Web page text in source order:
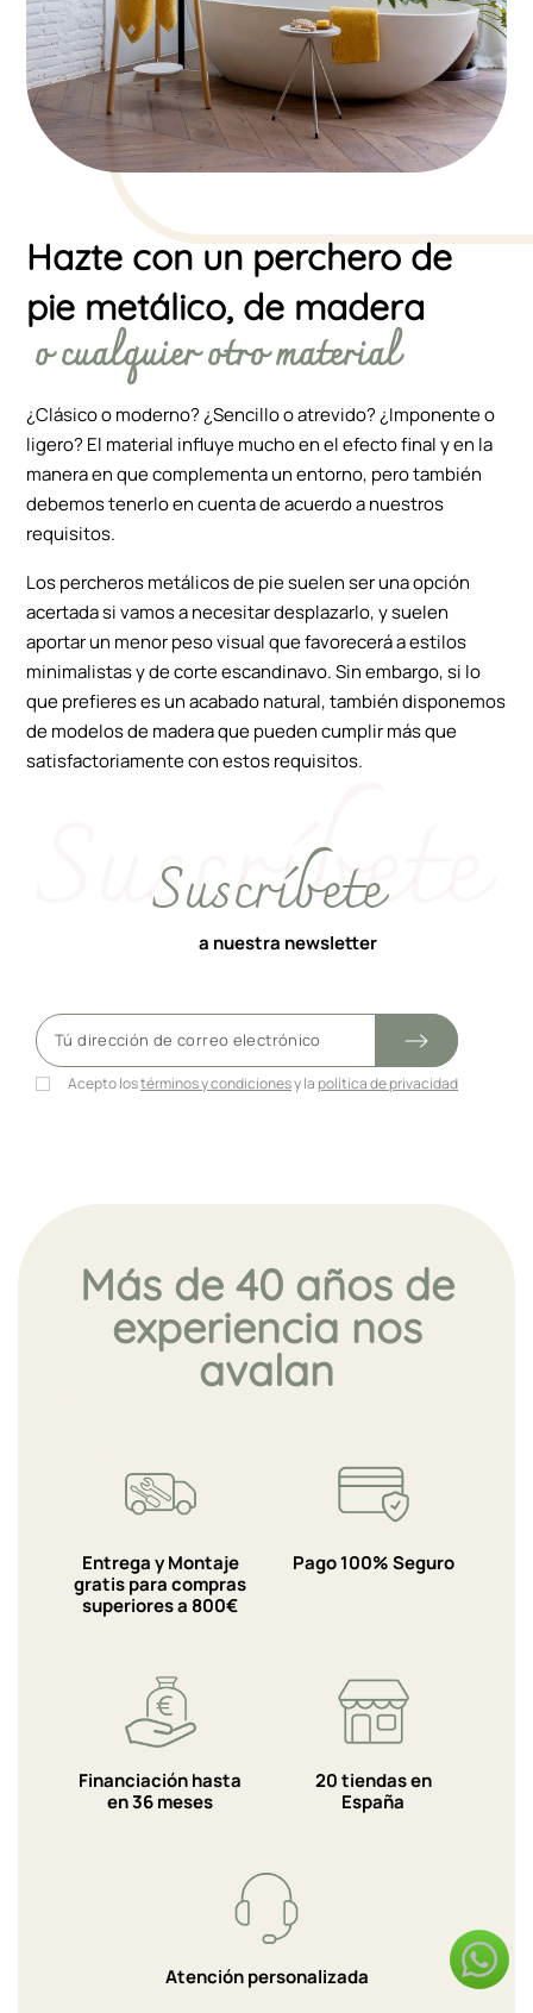
Hazte con un perchero de
pie metálico, de madera
o cualquier otro material
¿Clásico o moderno? ¿Sencillo o atrevido? ¿Imponente o
ligero? El material influye mucho en el efecto final y en la
manera en que complementa un entorno, pero también
debemos tenerlo en cuenta de acuerdo a nuestros
requisitos.
Los percheros metálicos de pie suelen ser una opción
acertada si vamos a necesitar desplazarlo, y suelen
aportar un menor peso visual que favorecerá a estilos
minimalistas y de corte escandinavo. Sin embargo, si lo
que prefieres es un acabado natural, también disponemos
de modelos de madera que pueden cumplir más que
satisfactoriamente con estos requisitos.
Suscríbete
a nuestra newsletter
Acepto lostérminos y condicionesy la política de privacidad
Más de 40 años de
experiencia nos
avalan
Entrega y Montaje
gratis para compras
superiores a 800€
Pago 100% Seguro
Financiación hasta
en 36 meses
20 tiendas en
España
Atención personalizada